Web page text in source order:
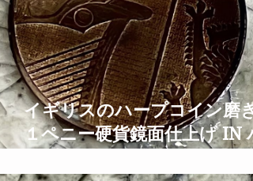
イギリスのハープコイン磨き
１ペニー硬貨鏡面仕上げ IN